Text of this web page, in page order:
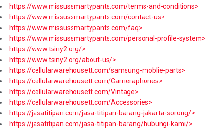
https://www.missussmartypants.com/terms-and-conditions>
https://www.missussmartypants.com/contact-us>
https://www.missussmartypants.com/faq>
https://www.missussmartypants.com/personal-profile-system>
https://www.tsiny2.org/>
https://www.tsiny2.org/about-us/>
https://cellularwarehousett.com/samsung-moblie-parts>
https://cellularwarehousett.com/Cameraphones>
https://cellularwarehousett.com/Vintage>
https://cellularwarehousett.com/Accessories>
https://jasatitipan.com/jasa-titipan-barang-jakarta-sorong/>
https://jasatitipan.com/jasa-titipan-barang/hubungi-kami/>